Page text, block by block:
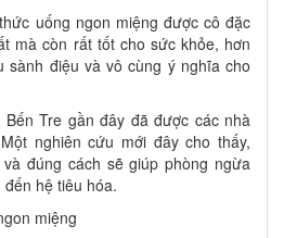
uống ngon miệng được cô đặc
mà còn rất tốt cho sức khỏe, hơn
sành điệu và vô cùng ý nghĩa cho
Tre gần đây đã được các nhà
nghiên cứu mới đây cho thấy,
đúng cách sẽ giúp phòng ngừa
hệ tiêu hóa.
miệng